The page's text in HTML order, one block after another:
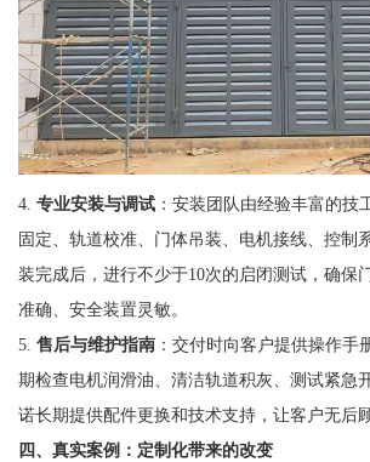
4. 专业安装与调试：安装团队由经验丰富的技
固定、轨道校准、门体吊装、电机接线、控制
装完成后，进行不少于10次的启闭测试，确保
准确、安全装置灵敏。
5. 售后与维护指南：交付时向客户提供操作手
期检查电机润滑油、清洁轨道积灰、测试紧急
诺长期提供配件更换和技术支持，让客户无后
四、真实案例：定制化带来的改变